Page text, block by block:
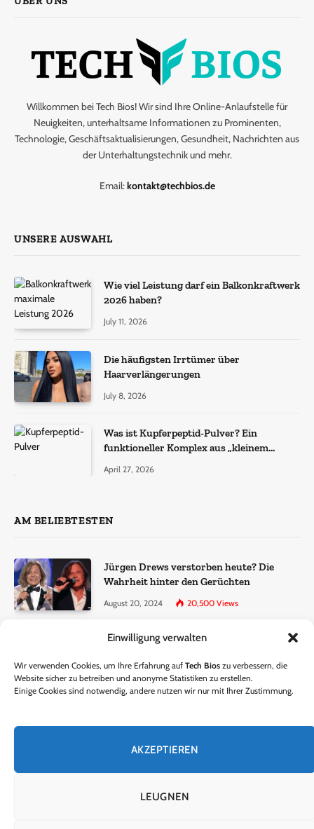
Einwilligung verwalten
Wir verwenden Cookies, um Ihre Erfahrung auf Tech Bios zu verbessern, die
Website sicher zu betreiben und anonyme Statistiken zu erstellen.
Einige Cookies sind notwendig, andere nutzen wir nur mit Ihrer Zustimmung.
AKZEPTIEREN
LEUGNEN
Willkommen bei Tech Bios! Wir sind Ihre Online-Anlaufstelle für
Neuigkeiten, unterhaltsame Informationen zu Prominenten,
Technologie, Geschäftsaktualisierungen, Gesundheit, Nachrichten aus
der Unterhaltungstechnik und mehr.
Email: kontakt@techbios.de
UNSERE AUSWAHL
Wie viel Leistung darf ein Balkonkraftwerk
2026 haben?
July 11, 2026
Die häufigsten Irrtümer über
Haarverlängerungen
July 8, 2026
Was ist Kupferpeptid-Pulver? Ein
funktioneller Komplex aus „kleinem
April 27, 2026
AM BELIEBTESTEN
Jürgen Drews verstorben heute? Die
Wahrheit hinter den Gerüchten
August 20, 2024 20,500 Views
Ralf Dammasch Traueranzeige:
June 26, 2024 13,286Views
hinter den Gerüchten
October 5, 2024 9,301